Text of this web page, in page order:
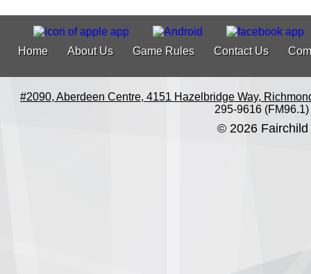
Home About Us Game Rules Contact Us
#2090, Aberdeen Centre, 4151 Hazelbridge Way,
295-9616 (FM96.1)
© 2026 Fairchild